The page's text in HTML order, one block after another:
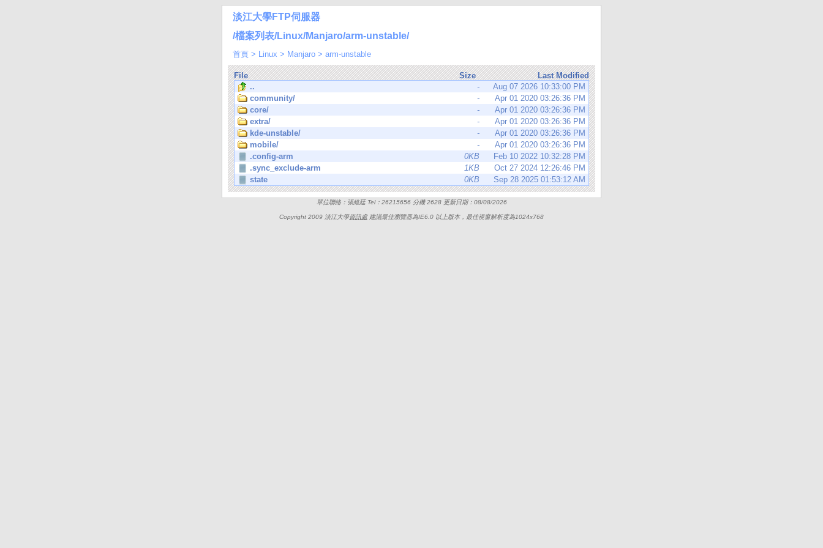
淡江大學FTP伺服器
/檔案列表/Linux/Manjaro/arm-unstable/
首頁 > Linux > Manjaro > arm-unstable
File Size
Last Modified
..
-
Aug 07 2026 10:33:00 PM
community/
-
Apr 01 2020 03:26:36 PM
core/
-
Apr 01 2020 03:26:36 PM
extra/
-
Apr 01 2020 03:26:36 PM
kde-unstable/
-
Apr 01 2020 03:26:36 PM
mobile/
-
Apr 01 2020 03:26:36 PM
.config-arm
0KB
Feb 10 2022 10:32:28 PM
.sync_exclude-arm
1KB
Oct 27 2024 12:26:46 PM
state
0KB Sep 28 2025 01:53:12 AM
單位聯絡：張維廷 Tel：26215656 分機 2628 更新日期：08/08/2026
Copyright 2009 淡江大學資訊處建議最佳瀏覽器為IE6.0 以上版本，最佳視窗解析度為1024x768